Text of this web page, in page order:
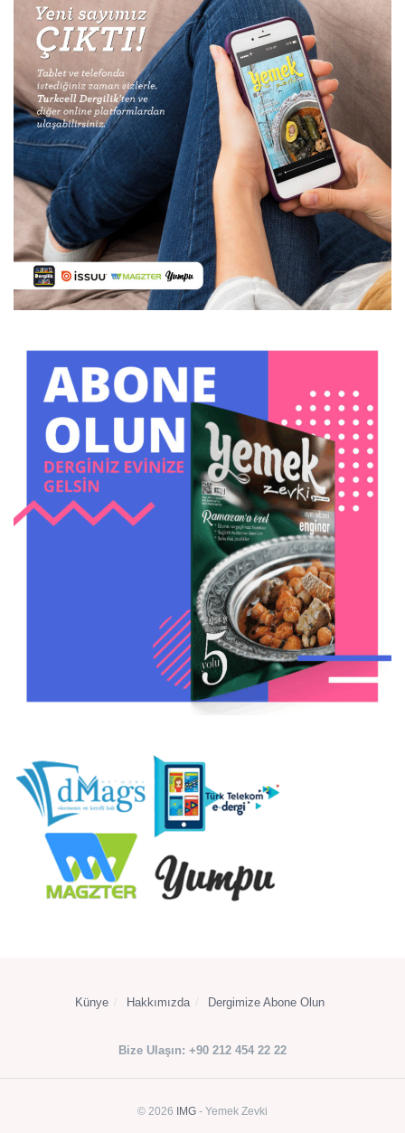
Künye Hakkımızda Dergimize Abone Olun
Bize Ulaşın: +90 212 454 22 22
© 2026 IMG - Yemek Zevki